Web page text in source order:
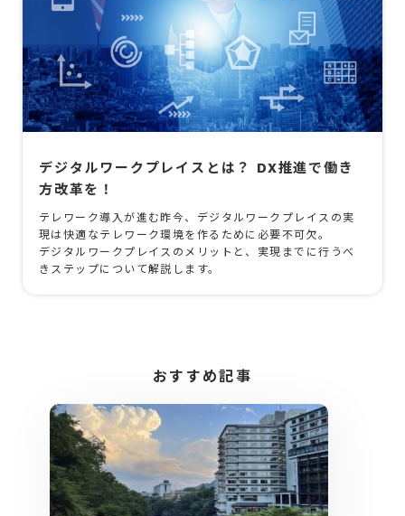
デジタルワークプレイスとは？ DX推進で働き
方改革を！
テレワーク導入が進む昨今、デジタルワークプレイスの実
現は快適なテレワーク環境を作るために必要不可欠。
デジタルワークプレイスのメリットと、実現までに行うべ
きステップについて解説します。
おすすめ記事